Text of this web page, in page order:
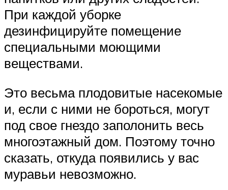
При каждой уборке
дезинфицируйте помещение
специальными моющими
веществами.
Это весьма плодовитые насекомые
и, если с ними не бороться, могут
под свое гнездо заполонить весь
многоэтажный дом. Поэтому точно
сказать, откуда появились у вас
муравьи невозможно.